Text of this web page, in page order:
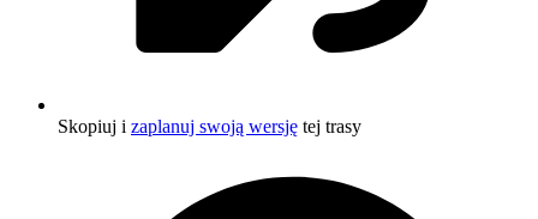
Skopiuj i zaplanuj swoją wersję tej trasy